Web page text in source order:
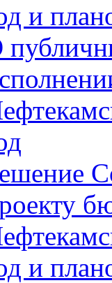
и
и